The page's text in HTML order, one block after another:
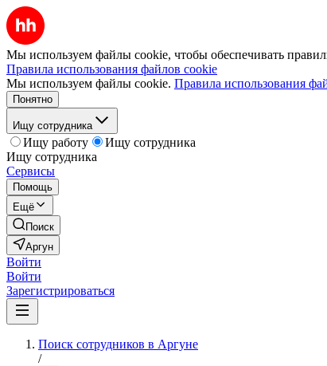
Мы используем файлы cookie, чтобы обеспечивать
Правила использования файлов cookie
Мы используем файлы cookie. Правила использования
Понятно
Ищу сотрудника
Ищу работу
Ищу сотрудника
Ищу сотрудника
Сервисы
Помощь
Ещё
Поиск
Аргун
Войти
Войти
Зарегистрироваться
Поиск сотрудников в Аргуне
/